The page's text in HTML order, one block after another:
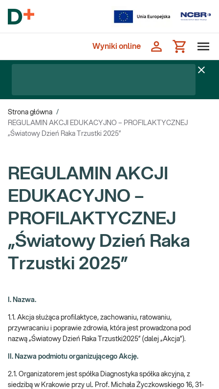
Wyniki online
Strona główna /
REGULAMIN AKCJI EDUKACYJNO – PROFILAKTYCZNEJ
„Światowy Dzień Raka Trzustki 2025”
REGULAMIN AKCJI
EDUKACYJNO –
PROFILAKTYCZNEJ
„Światowy Dzień Raka
Trzustki 2025”
I. Nazwa.
1.1. Akcja służąca profilaktyce, zachowaniu, ratowaniu,
przywracaniu i poprawie zdrowia, która jest prowadzona pod
nazwą „Światowy Dzień Raka Trzustki2025” (dalej „Akcja”).
II. Nazwa podmiotu organizującego Akcję.
2.1. Organizatorem jest spółka Diagnostyka spółka akcyjna, z
siedzibą w Krakowie przy ul. Prof. Michała Życzkowskiego 16, 31-